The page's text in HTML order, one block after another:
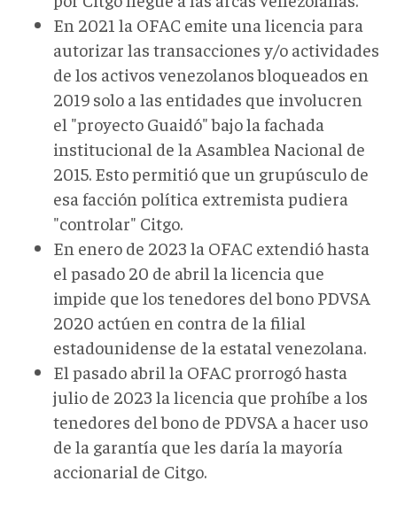
En 2021 la OFAC emite una licencia para
autorizar las transacciones y/o actividades
de los activos venezolanos bloqueados en
2019 solo a las entidades que involucren
el "proyecto Guaidó" bajo la fachada
institucional de la Asamblea Nacional de
2015. Esto permitió que un grupúsculo de
esa facción política extremista pudiera
"controlar" Citgo.
En enero de 2023 la OFAC extendió hasta
el pasado 20 de abril la licencia que
impide que los tenedores del bono PDVSA
2020 actúen en contra de la filial
estadounidense de la estatal venezolana.
El pasado abril la OFAC prorrogó hasta
julio de 2023 la licencia que prohíbe a los
tenedores del bono de PDVSA a hacer uso
de la garantía que les daría la mayoría
accionarial de Citgo.